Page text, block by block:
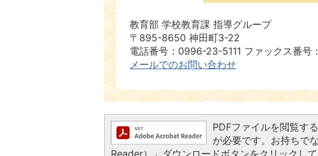
教育部 学校教育課 指導グループ
〒895-8650 神田町3-22
電話番号：0996-23-5111 ファックス番
メールでのお問い合わせ
PDFファイルを閲覧す
が必要です。お持ちで
Reader）」ダウンロードボタンをクリックし